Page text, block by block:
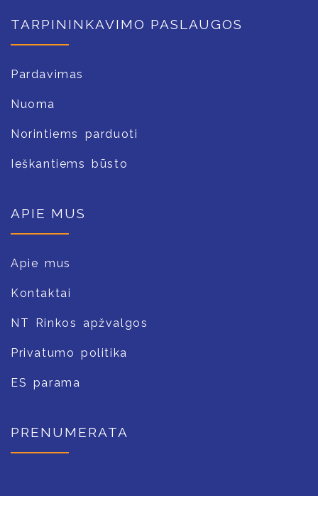
TARPININKAVIMO PASLAUGOS
Pardavimas
Nuoma
Norintiems parduoti
Ieškantiems būsto
APIE MUS
Apie mus
Kontaktai
NT Rinkos apžvalgos
Privatumo politika
ES parama
PRENUMERATA